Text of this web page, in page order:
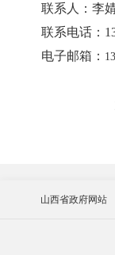
联系人：李
联系电话：
电子邮箱：
山西省政府网站